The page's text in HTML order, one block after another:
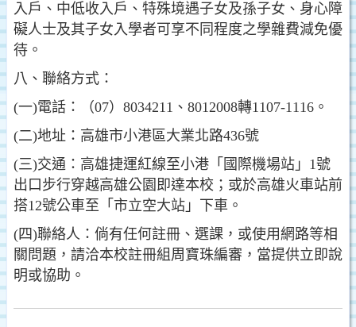
入戶、中低收入戶、特殊境遇子女及孫子女、身心障
礙人士及其子女入學者可享不同程度之學雜費減免優
待。
八、聯絡方式：
(一)電話：（07）8034211、8012008轉1107-1116。
(二)地址：高雄市小港區大業北路436號
(三)交通：高雄捷運紅線至小港「國際機場站」1號
出口步行穿越高雄公園即達本校；或於高雄火車站前
搭12號公車至「市立空大站」下車。
(四)聯絡人：倘有任何註冊、選課，或使用網路等相
關問題，請洽本校註冊組周寶珠編審，當提供立即說
明或協助。